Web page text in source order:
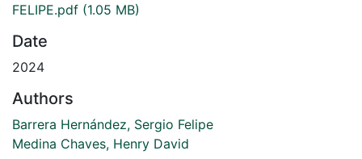
FELIPE.pdf (1.05 MB)
Date
2024
Authors
Barrera Hernández, Sergio Felipe
Medina Chaves, Henry David